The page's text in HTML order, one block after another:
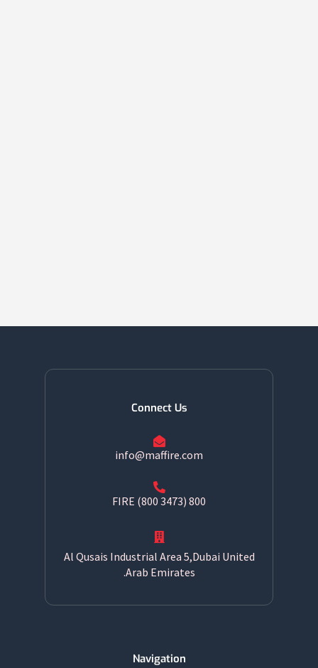
Connect Us
info@maffire.com
800 FIRE (800 3473)
Al Qusais Industrial Area 5,Dubai United
Arab Emirates.
Navigation